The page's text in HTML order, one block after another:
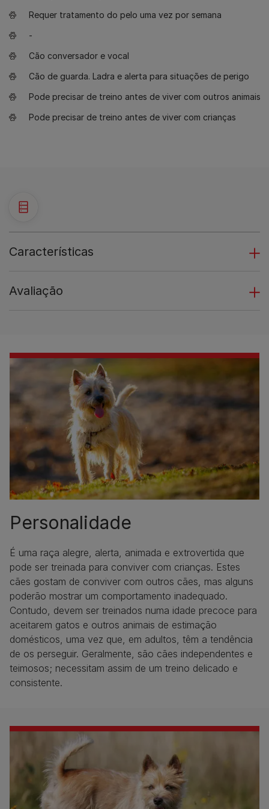
Requer tratamento do pelo uma vez por semana
-
Cão conversador e vocal
Cão de guarda. Ladra e alerta para situações de perigo
Pode precisar de treino antes de viver com outros animais
Pode precisar de treino antes de viver com crianças
Características
Avaliação
Personalidade
É uma raça alegre, alerta, animada e extrovertida que
pode ser treinada para conviver com crianças. Estes
cães gostam de conviver com outros cães, mas alguns
poderão mostrar um comportamento inadequado.
Contudo, devem ser treinados numa idade precoce para
aceitarem gatos e outros animais de estimação
domésticos, uma vez que, em adultos, têm a tendência
de os perseguir. Geralmente, são cães independentes e
teimosos; necessitam assim de um treino delicado e
consistente.